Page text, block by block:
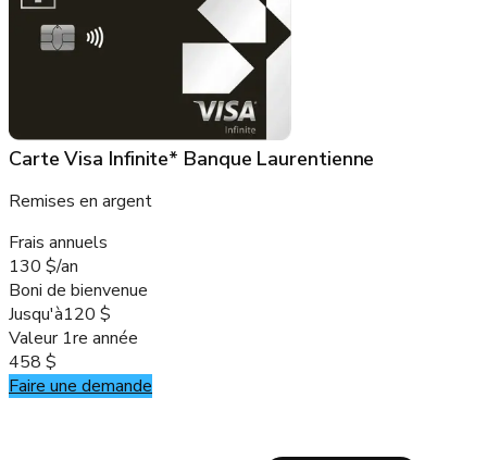
Carte Visa Infinite* Banque Laurentienne
Remises en argent
Frais annuels
130 $/an
Boni de bienvenue
Jusqu'à120 $
Valeur 1re année
458 $
Faire une demande